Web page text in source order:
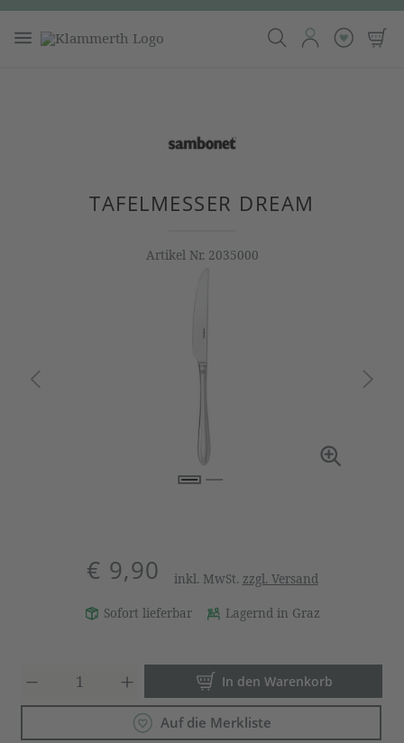
TAFELMESSER DREAM
Artikel Nr. 2035000
€ 9,90 inkl. MwSt. zzgl. Versand
Sofort lieferbar Lagernd in Graz
Produkt Anzahl: Gib den
In den Warenkorb
Auf die Merkliste